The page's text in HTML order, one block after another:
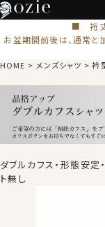
■ 裄丈
お盆期間前後は、通常
HOME メンズシャツ 衿
ダブルカフス・形態安定
ト無し